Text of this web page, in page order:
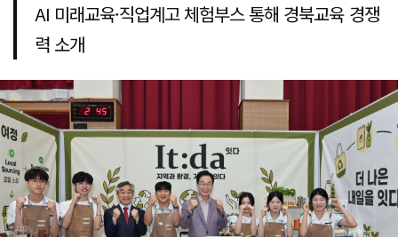
AI 미래교육·직업계고 체험부스 통해 경북교육 경쟁
력 소개